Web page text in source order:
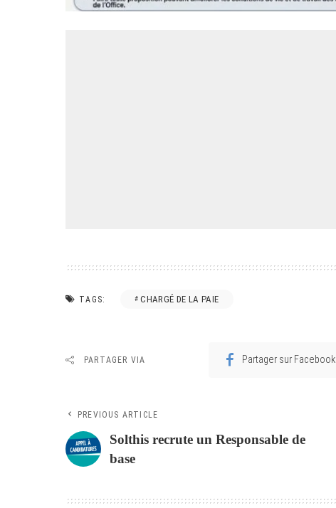
TAGS: CHARGÉ DE LA PAIE
PARTAGER VIA Partager sur Facebook
PREVIOUS ARTICLE
Solthis recrute un Responsable de
base